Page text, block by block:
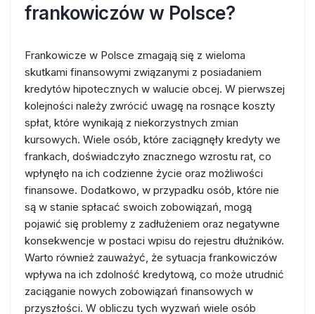
frankowiczów w Polsce?
Frankowicze w Polsce zmagają się z wieloma
skutkami finansowymi związanymi z posiadaniem
kredytów hipotecznych w walucie obcej. W pierwszej
kolejności należy zwrócić uwagę na rosnące koszty
spłat, które wynikają z niekorzystnych zmian
kursowych. Wiele osób, które zaciągnęły kredyty we
frankach, doświadczyło znacznego wzrostu rat, co
wpłynęło na ich codzienne życie oraz możliwości
finansowe. Dodatkowo, w przypadku osób, które nie
są w stanie spłacać swoich zobowiązań, mogą
pojawić się problemy z zadłużeniem oraz negatywne
konsekwencje w postaci wpisu do rejestru dłużników.
Warto również zauważyć, że sytuacja frankowiczów
wpływa na ich zdolność kredytową, co może utrudnić
zaciąganie nowych zobowiązań finansowych w
przyszłości. W obliczu tych wyzwań wiele osób